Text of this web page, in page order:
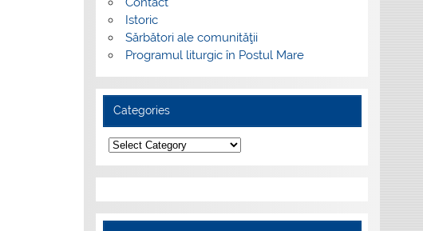
Istoric
Sărbători ale comunităţii
Programul liturgic în Postul Mare
Categories
Categories